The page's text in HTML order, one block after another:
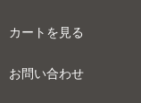
カートを見る
お問い合わせ